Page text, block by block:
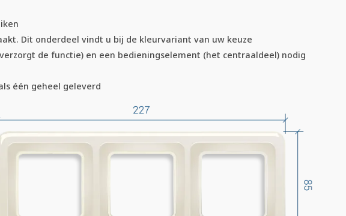
Dit onderdeel vindt u bij de kleurvariant van uw keuze
de functie) en een bedieningselement (het centraaldeel) nodig
één geheel geleverd